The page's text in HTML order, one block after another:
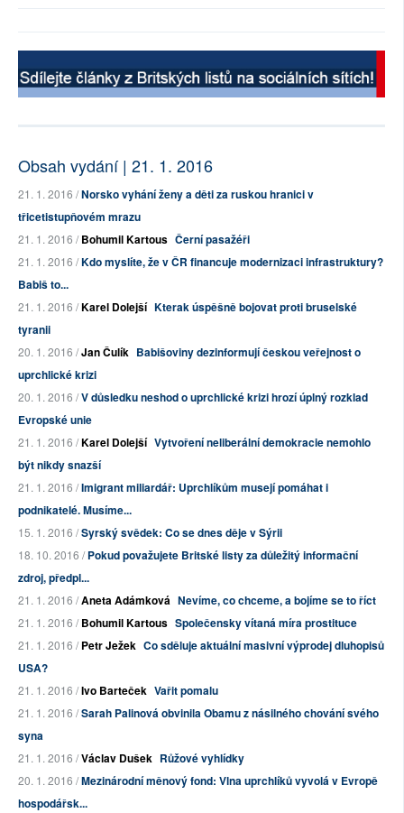
Obsah vydání | 21. 1. 2016
21. 1. 2016 /Norsko vyhání ženy a děti za ruskou hranici v
třicetistupňovém mrazu
21. 1. 2016 /Bohumil Kartous Černí pasažéři
21. 1. 2016 /Kdo myslíte, že v ČR financuje modernizaci infrastruktury?
Babiš to...
21. 1. 2016 /Karel Dolejší Kterak úspěšně bojovat proti bruselské
tyranii
20. 1. 2016 /Jan Čulík Babišoviny dezinformují českou veřejnost o
uprchlické krizi
20. 1. 2016 /V důsledku neshod o uprchlické krizi hrozí úplný rozklad
Evropské unie
21. 1. 2016 /Karel Dolejší Vytvoření neliberální demokracie nemohlo
být nikdy snazší
21. 1. 2016 /Imigrant miliardář: Uprchlíkům musejí pomáhat i
podnikatelé. Musíme...
15. 1. 2016 /Syrský svědek: Co se dnes děje v Sýrii
18. 10. 2016 /Pokud považujete Britské listy za důležitý informační
zdroj, předpl...
21. 1. 2016 /Aneta Adámková Nevíme, co chceme, a bojíme se to říct
21. 1. 2016 /Bohumil Kartous Společensky vítaná míra prostituce
21. 1. 2016 /Petr Ježek Co sděluje aktuální masivní výprodej dluhopisů
USA?
21. 1. 2016 /Ivo Barteček Vařit pomalu
21. 1. 2016 /Sarah Palinová obvinila Obamu z násilného chování svého
syna
21. 1. 2016 /Václav Dušek Růžové vyhlídky
20. 1. 2016 /Mezinárodní měnový fond: Vlna uprchlíků vyvolá v Evropě
hospodářsk...